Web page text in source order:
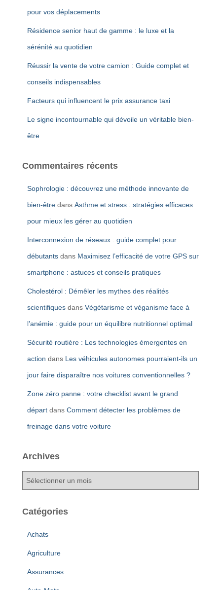
pour vos déplacements
Résidence senior haut de gamme : le luxe et la
sérénité au quotidien
Réussir la vente de votre camion : Guide complet et
conseils indispensables
Facteurs qui influencent le prix assurance taxi
Le signe incontournable qui dévoile un véritable bien-
être
Commentaires récents
Sophrologie : découvrez une méthode innovante de
bien-être dans Asthme et stress : stratégies efficaces
pour mieux les gérer au quotidien
Interconnexion de réseaux : guide complet pour
débutants dans Maximisez l’efficacité de votre GPS sur
smartphone : astuces et conseils pratiques
Cholestérol : Démêler les mythes des réalités
scientifiques dans Végétarisme et véganisme face à
l’anémie : guide pour un équilibre nutritionnel optimal
Sécurité routière : Les technologies émergentes en
action dans Les véhicules autonomes pourraient-ils un
jour faire disparaître nos voitures conventionnelles ?
Zone zéro panne : votre checklist avant le grand
départ dans Comment détecter les problèmes de
freinage dans votre voiture
Archives
h
Catégories
Achats
Agriculture
Assurances